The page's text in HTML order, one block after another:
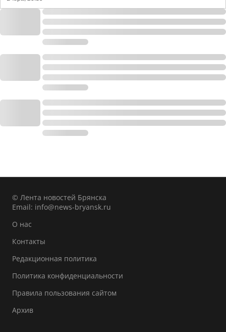
© Лента новостей Брянска
Email: info@news-bryansk.ru
О нас
Контакты
Редакционная политика
Политика конфиденциальности
Правила пользования сайтом
Архив